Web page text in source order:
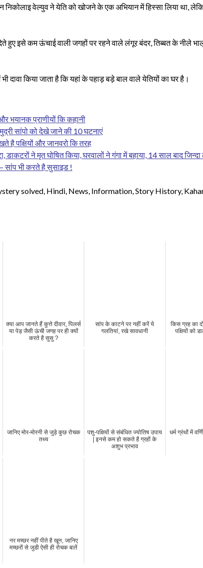
निकोलाइ वेल्युव ने येति को खोजने के एक अभियान में हिस्सा लिया था,
हुए इसे कम ऊंचाई वाली जगहों पर रहने वाले लंगूर बंदर, तिब्बत के नीले
दावा किया जाता है कि यहां के पहाड़ बड़े बाल वाले येतियों का घर है।
भयानक प्राणीयों कि कहानी
सांपो को देखे जाने की 10 घटनाएं
है पक्षियों और जानवरो कि तरह
डाकटरों ने मृत घोषित किया, घरवालों ने गंगा में बहाया, 14 साल बाद
भी करते है सुसाइड !
solved, Hindi, News, Information, Story History,
क्या आप जानते हैं कुत्ते दीवार, पिलर्स
या पेड़ जैसी ऊंची जगह पर ही क्यों
करते है सुसु ?
सांप के काटने पर नहीं करें ये
गलतियां, रखे सावधानी
किस ग्रह का
पक्षियों को
जानिए मोर-मोरनी से जुड़े कुछ रोचक
तथ्य
पशु-पक्षियों से संबंधित ज्योतिष उपाय
| इनसे कम हो सकते है ग्रहों के
अशुभ प्रभाव
धर्म ग्रंथों में
नर मच्छर नहीं पीते है खून, जानिए
मच्छरों से जुडी ऐसी ही रोचक बातें